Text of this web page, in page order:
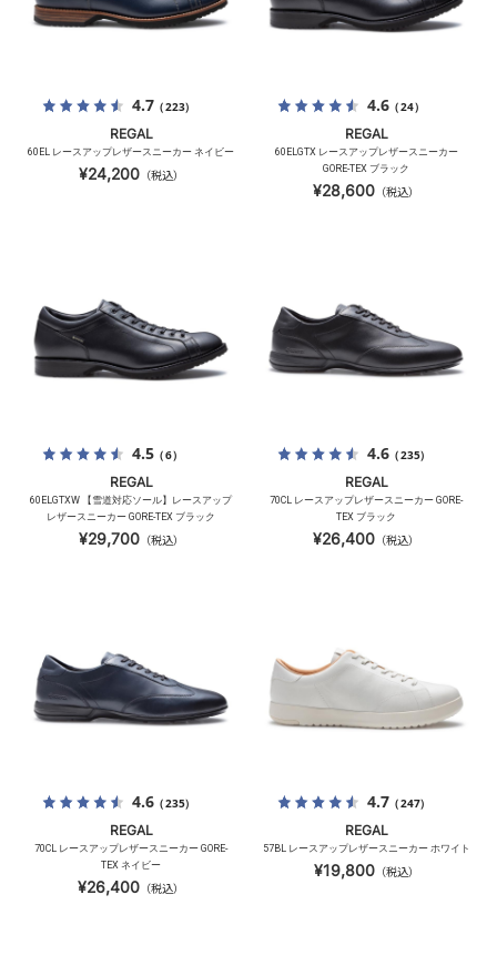
4.7（223）
REGAL
60EL レースアップレザースニーカー ネイビー
¥24,200（税込）
4.6（24）
REGAL
60ELGTX レースアップレザースニーカー
GORE-TEX ブラック
¥28,600 （税込）
4.5（6）
REGAL
60ELGTXW 【雪道対応ソール】レースアップ
レザースニーカー GORE-TEX ブラック
¥29,700（税込）
4.6（235）
REGAL
70CL レースアップレザースニーカー GORE-
TEX ブラック
¥26,400 （税込）
4.6（235）
REGAL
70CL レースアップレザースニーカー GORE-
TEX ネイビー
¥26,400 （税込）
4.7（247）
REGAL
57BL レースアップレザースニーカー ホワイト
¥19,800（税込）